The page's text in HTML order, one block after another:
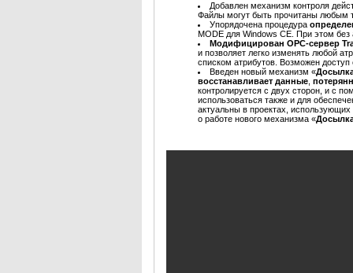
Добавлен механизм контроля
Файлы могут быть прочитаны любым
Упорядочена процедура
MODE для Windows CE. При этом
Модифицирован OPC-сервер
и позволяет легко изменять любой
списком атрибутов. Возможен
Введен новый механизм «
восстанавливает данные
контролируется с двух сторон, и с
использоваться также и для
актуальны в проектах,
о работе нового механизма «